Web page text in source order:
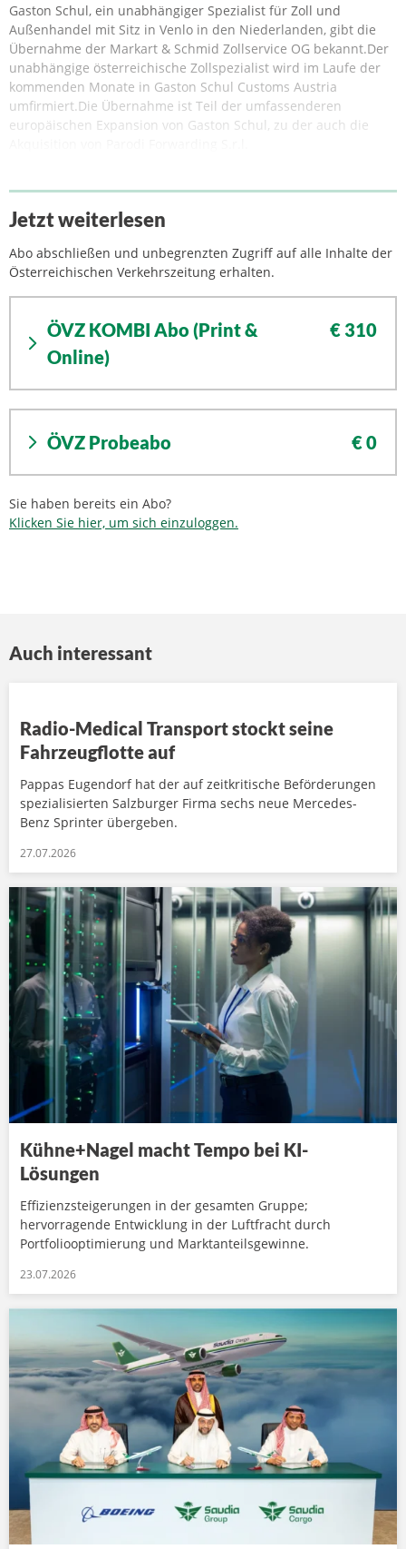
Gaston Schul, ein unabhängiger Spezialist für Zoll und
Außenhandel mit Sitz in Venlo in den Niederlanden, gibt die
Übernahme der Markart & Schmid Zollservice OG bekannt.Der
unabhängige österreichische Zollspezialist wird im Laufe der
kommenden Monate in Gaston Schul Customs Austria
umfirmiert.Die Übernahme ist Teil der umfassenderen
europäischen Expansion von Gaston Schul, zu der auch die
Jetzt weiterlesen
Abo abschließen und unbegrenzten Zugriff auf alle Inhalte der
Österreichischen Verkehrszeitung erhalten.
ÖVZ KOMBI Abo (Print &
Online)
€ 310
ÖVZ Probeabo € 0
Sie haben bereits ein Abo?
Klicken Sie hier, um sich einzuloggen.
Auch interessant
Radio-Medical Transport stockt seine
Fahrzeugflotte auf
Pappas Eugendorf hat der auf zeitkritische Beförderungen
spezialisierten Salzburger Firma sechs neue Mercedes-
Benz Sprinter übergeben.
27.07.2026
Kühne+Nagel macht Tempo bei KI-
Lösungen
Effizienzsteigerungen in der gesamten Gruppe;
hervorragende Entwicklung in der Luftfracht durch
Portfoliooptimierung und Marktanteilsgewinne.
23.07.2026